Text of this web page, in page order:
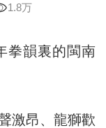
1.8万
韻裏的閩南
激昂、龍獅歡